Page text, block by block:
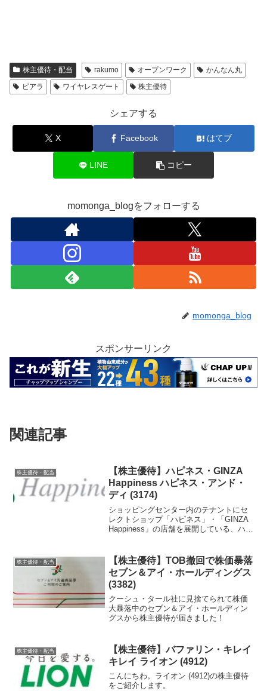
株主優待・配当 rakumo オープンワーク
かんなん丸
ピアラ
ワイヤレスゲート 株主優待
シェアする
X Facebook はてブ
LINE コピー
momonga_blogをフォローする
momonga_blog
スポンサーリンク
関連記事
株主優待・配当
【株主優待】ハピネス・GINZA
Happiness ハピネス・アンド・
ディ (3174)
ショッピングセンター内のテナントにセ
レクトショップ「ハピネス」・「GINZA
Happiness」の店舗を展開している、ハピ
株主優待・配当
【株主優待】TOB撤回で株価暴落
セブン＆アイ・ホールディングス
(3382)
クーシュ・タール社に見捨てられて株価
大暴落中のセブン＆アイ・ホールディン
グスから株主優待が届きました！
株主優待・配当
【株主優待】バファリン・キレイ
キレイ ライオン (4912)
こんにちわ。ライオン (4912)の株主優待
をご紹介します。